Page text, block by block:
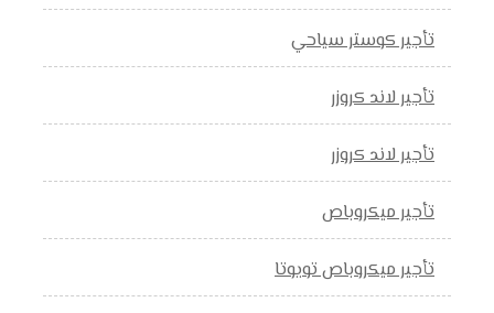
تأجير كوستر سياحي
تأجير لاند كروزر
تأجير لاند كروزر
تأجير ميكروباص
تأجير ميكروباص تويوتا